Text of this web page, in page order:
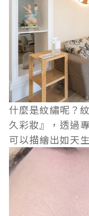
什麼是紋繡呢？
久彩妝』，透過
可以描繪出如天